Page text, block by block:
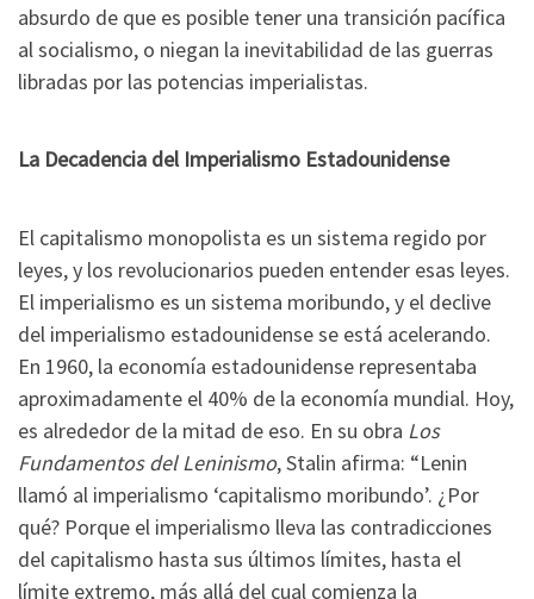
absurdo de que es posible tener una transición pacífica
al socialismo, o niegan la inevitabilidad de las guerras
libradas por las potencias imperialistas.
La Decadencia del Imperialismo Estadounidense
El capitalismo monopolista es un sistema regido por
leyes, y los revolucionarios pueden entender esas leyes.
El imperialismo es un sistema moribundo, y el declive
del imperialismo estadounidense se está acelerando.
En 1960, la economía estadounidense representaba
aproximadamente el 40% de la economía mundial. Hoy,
es alrededor de la mitad de eso. En su obra Los
Fundamentos del Leninismo, Stalin afirma: “Lenin
llamó al imperialismo ‘capitalismo moribundo’. ¿Por
qué? Porque el imperialismo lleva las contradicciones
del capitalismo hasta sus últimos límites, hasta el
límite extremo, más allá del cual comienza la